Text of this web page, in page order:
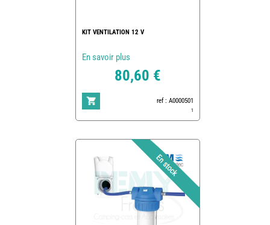
KIT VENTILATION 12 V
En savoir plus
80,60 €
ref : A0000501
1